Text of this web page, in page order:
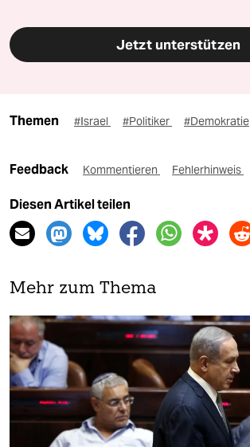
Jetzt unterstützen
Themen #Israel #Politiker #Demokratie
Feedback Kommentieren Fehlerhinweis
Diesen Artikel teilen
Mehr zum Thema